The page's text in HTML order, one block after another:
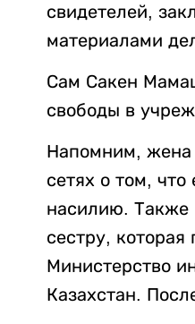
свидетелей,
материалами
Сам Сакен
свободы в
Напомним,
сетях о том, что
насилию. Также
сестру,
Министерство
Казахстан.